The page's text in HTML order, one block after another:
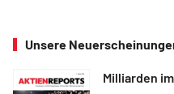
Unsere
Milliarden